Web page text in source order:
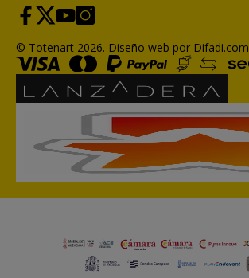
© Totenart 2026. Diseño web por Difadi.com